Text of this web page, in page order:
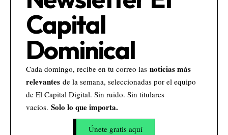
Capital
Dominical
Cada domingo, recibe en tu correo las noticias más
relevantes de la semana, seleccionadas por el equipo
de El Capital Digital. Sin ruido. Sin titulares
vacíos. Solo lo que importa.
Únete gratis aquí